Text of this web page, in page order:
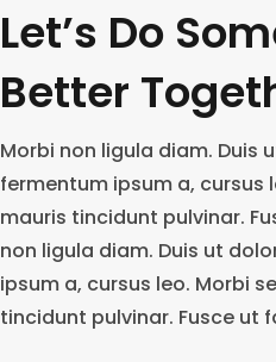
Let’s Do
Better
Morbi non ligula diam. Duis
fermentum ipsum a, cursus
mauris tincidunt pulvinar.
non ligula diam. Duis ut
ipsum a, cursus leo. Morbi
tincidunt pulvinar. Fusce ut